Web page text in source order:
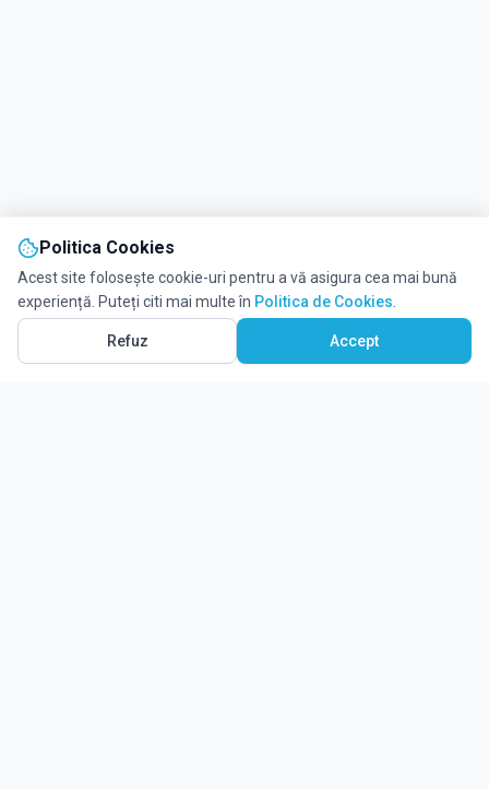
Politica Cookies
Acest site folosește cookie-uri pentru a vă asigura cea mai bună
experiență. Puteți citi mai multe în Politica de Cookies
Refuz Accept